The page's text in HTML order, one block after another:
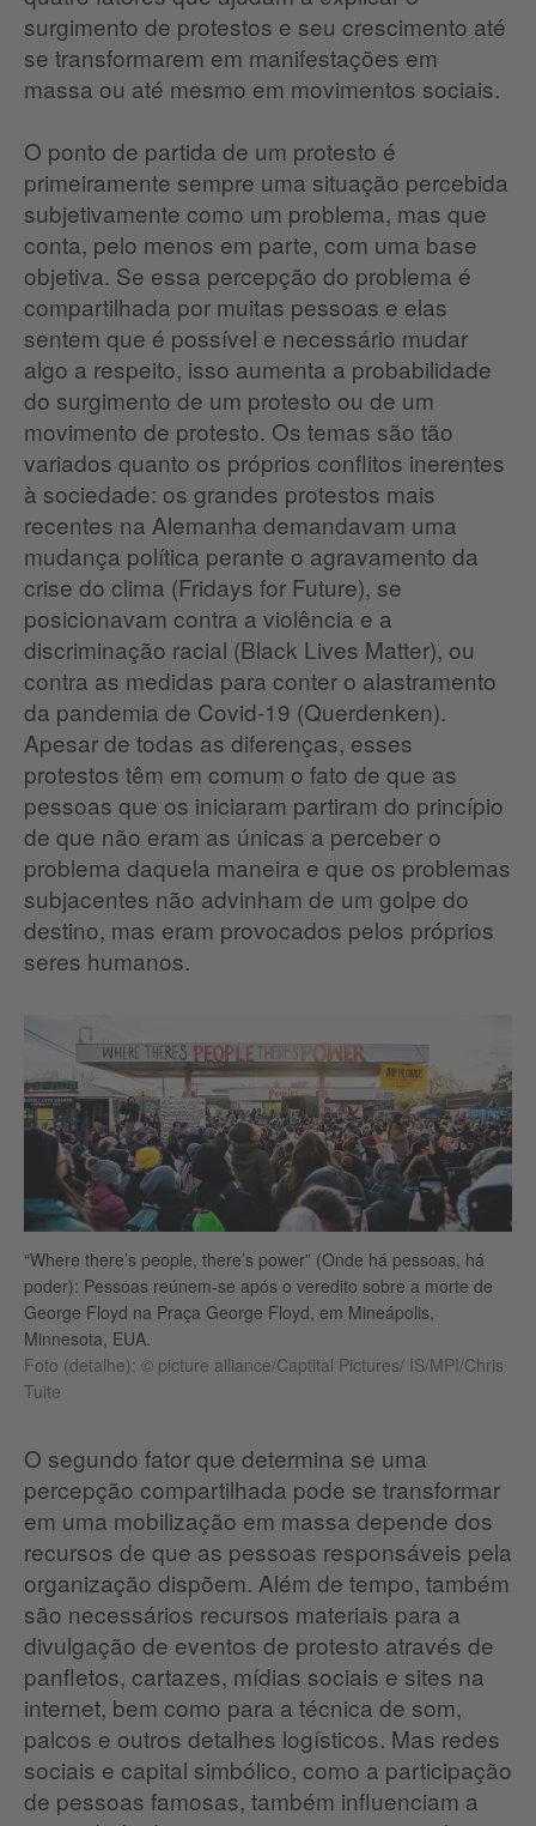
surgimento de protestos e seu crescimento até
se transformarem em manifestações em
massa ou até mesmo em movimentos sociais.
O ponto de partida de um protesto é
primeiramente sempre uma situação percebida
subjetivamente como um problema, mas que
conta, pelo menos em parte, com uma base
objetiva. Se essa percepção do problema é
compartilhada por muitas pessoas e elas
sentem que é possível e necessário mudar
algo a respeito, isso aumenta a probabilidade
do surgimento de um protesto ou de um
movimento de protesto. Os temas são tão
variados quanto os próprios conflitos inerentes
à sociedade: os grandes protestos mais
recentes na Alemanha demandavam uma
mudança política perante o agravamento da
crise do clima (Fridays for Future), se
posicionavam contra a violência e a
discriminação racial (Black Lives Matter), ou
contra as medidas para conter o alastramento
da pandemia de Covid-19 (Querdenken).
Apesar de todas as diferenças, esses
protestos têm em comum o fato de que as
pessoas que os iniciaram partiram do princípio
de que não eram as únicas a perceber o
problema daquela maneira e que os problemas
subjacentes não advinham de um golpe do
destino, mas eram provocados pelos próprios
seres humanos.
“Where there’s people, there’s power” (Onde há pessoas, há
poder): Pessoas reúnem-se após o veredito sobre a morte de
George Floyd na Praça George Floyd, em Mineápolis,
Minnesota, EUA.
Foto (detalhe): © picture alliance/Captital Pictures/ IS/MPI/Chris
Tuite
O segundo fator que determina se uma
percepção compartilhada pode se transformar
em uma mobilização em massa depende dos
recursos de que as pessoas responsáveis pela
organização dispõem. Além de tempo, também
são necessários recursos materiais para a
divulgação de eventos de protesto através de
panfletos, cartazes, mídias sociais e sites na
internet, bem como para a técnica de som,
palcos e outros detalhes logísticos. Mas redes
sociais e capital simbólico, como a participação
de pessoas famosas, também influenciam a